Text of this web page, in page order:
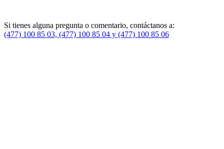
Si tienes alguna pregunta o comentario, contáctanos a:
(477) 100 85 03, (477) 100 85 04 y (477) 100 85 06